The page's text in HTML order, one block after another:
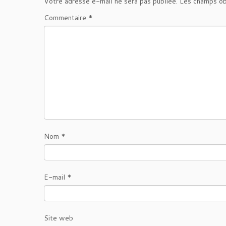
Commentaire *
Nom *
E-mail *
Site web